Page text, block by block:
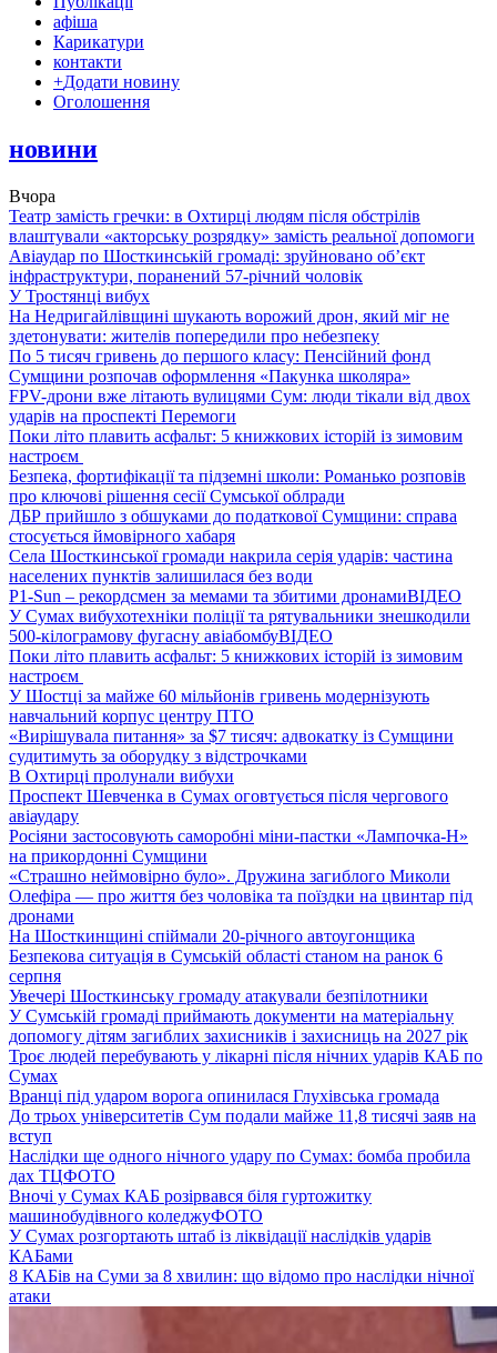
афіша
Карикатури
контакти
+Додати новину
Оголошення
новини
Вчора
Театр замість гречки: в Охтирці людям після обстрілів
влаштували «акторську розрядку» замість реальної допомоги
Авіаудар по Шосткинській громаді: зруйновано об’єкт
інфраструктури, поранений 57-річний чоловік
У Тростянці вибух
На Недригайлівщині шукають ворожий дрон, який міг не
здетонувати: жителів попередили про небезпеку
По 5 тисяч гривень до першого класу: Пенсійний фонд
Сумщини розпочав оформлення «Пакунка школяра»
FPV-дрони вже літають вулицями Сум: люди тікали від двох
ударів на проспекті Перемоги
Поки літо плавить асфальт: 5 книжкових історій із зимовим
настроєм
Безпека, фортифікації та підземні школи: Романько розповів
про ключові рішення сесії Сумської облради
ДБР прийшло з обшуками до податкової Сумщини: справа
стосується ймовірного хабаря
Села Шосткинської громади накрила серія ударів: частина
населених пунктів залишилася без води
P1-Sun – рекордсмен за мемами та збитими дронамиВІДЕО
У Сумах вибухотехніки поліції та рятувальники знешкодили
500-кілограмову фугасну авіабомбуВІДЕО
Поки літо плавить асфальт: 5 книжкових історій із зимовим
настроєм
У Шостці за майже 60 мільйонів гривень модернізують
навчальний корпус центру ПТО
«Вирішувала питання» за $7 тисяч: адвокатку із Сумщини
судитимуть за оборудку з відстрочками
В Охтирці пролунали вибухи
Проспект Шевченка в Сумах оговтується після чергового
авіаудару
Росіяни застосовують саморобні міни-пастки «Лампочка-Н»
на прикордонні Сумщини
«Страшно неймовірно було». Дружина загиблого Миколи
Олефіра — про життя без чоловіка та поїздки на цвинтар під
дронами
На Шосткинщині спіймали 20-річного автоугонщика
Безпекова ситуація в Сумській області станом на ранок 6
серпня
Увечері Шосткинську громаду атакували безпілотники
У Сумській громаді приймають документи на матеріальну
допомогу дітям загиблих захисників і захисниць на 2027 рік
Троє людей перебувають у лікарні після нічних ударів КАБ по
Сумах
Вранці під ударом ворога опинилася Глухівська громада
До трьох університетів Сум подали майже 11,8 тисячі заяв на
вступ
Наслідки ще одного нічного удару по Сумах: бомба пробила
дах ТЦФОТО
Вночі у Сумах КАБ розірвався біля гуртожитку
машинобудівного коледжуФОТО
У Сумах розгортають штаб із ліквідації наслідків ударів
КАБами
8 КАБів на Суми за 8 хвилин: що відомо про наслідки нічної
атаки